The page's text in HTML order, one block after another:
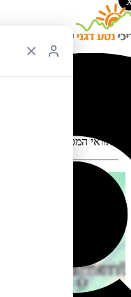
תוואי המסלול במפה עלול